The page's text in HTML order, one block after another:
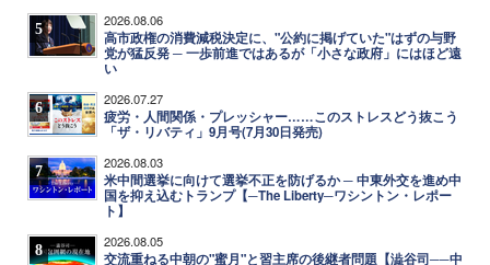
5 2026.08.06
高市政権の消費減税決定に、"公約に掲げていた"はずの与野
党が猛反発 ─ 一歩前進ではあるが「小さな政府」にはほど遠
い
6 2026.07.27
疲労・人間関係・プレッシャー……このストレスどう抜こう
「ザ・リバティ」9月号(7月30日発売)
7 2026.08.03
米中間選挙に向けて選挙不正を防げるか ─ 中東外交を進め中
国を抑え込むトランプ【─The Liberty─ワシントン・レポー
ト】
8 2026.08.05
交流重ねる中朝の"蜜月"と習主席の後継者問題【澁谷司──中